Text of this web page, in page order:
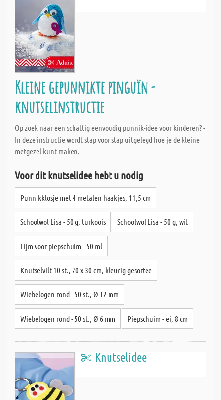
Kleine gepunnikte pinguïn -
knutselinstructie
Op zoek naar een schattig eenvoudig punnik-idee voor kinderen? -
In deze instructie wordt stap voor stap uitgelegd hoe je de kleine
metgezel kunt maken.
Voor dit knutselidee hebt u nodig
Punnikklosje met 4 metalen haakjes, 11,5 cm
Schoolwol Lisa - 50 g, turkoois Schoolwol Lisa - 50 g, wit
Lijm voor piepschuim - 50 ml
Knutselvilt 10 st., 20 x 30 cm, kleurig gesortee
Wiebelogen rond - 50 st., Ø 12 mm
Wiebelogen rond - 50 st., Ø 6 mm Piepschuim - ei, 8 cm
Knutselidee